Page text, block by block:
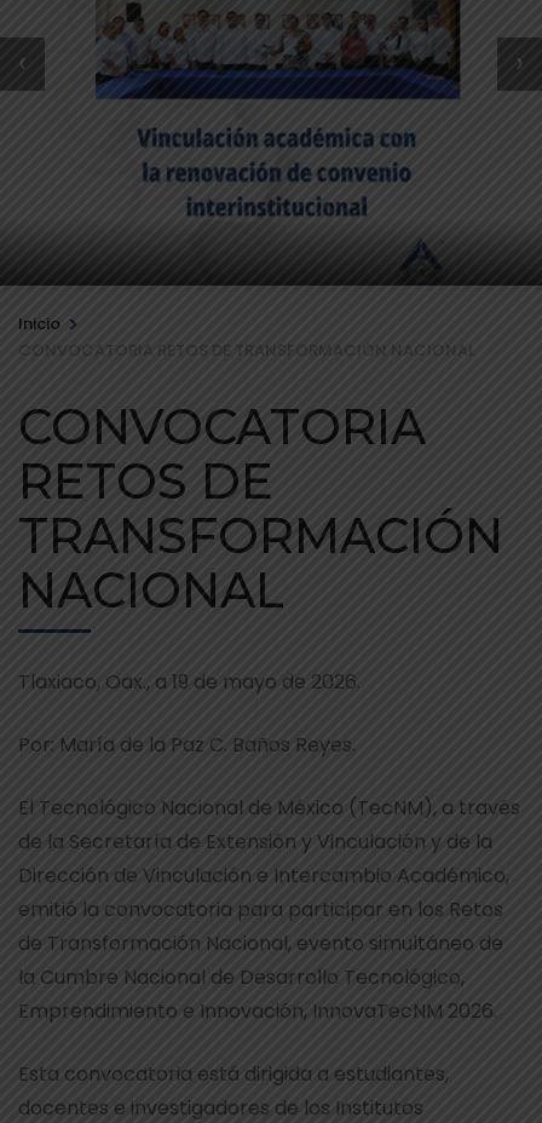
‹ ›
Inicio >
CONVOCATORIA RETOS DE TRANSFORMACIÓN NACIONAL
CONVOCATORIA
RETOS DE
TRANSFORMACIÓN
NACIONAL
Tlaxiaco, Oax., a 19 de mayo de 2026.
Por: María de la Paz C. Baños Reyes.
El Tecnológico Nacional de México (TecNM), a través
de la Secretaría de Extensión y Vinculación y de la
Dirección de Vinculación e Intercambio Académico,
emitió la convocatoria para participar en los Retos
de Transformación Nacional, evento simultáneo de
la Cumbre Nacional de Desarrollo Tecnológico,
Emprendimiento e Innovación, InnovaTecNM 2026.
Esta convocatoria está dirigida a estudiantes,
docentes e investigadores de los Institutos